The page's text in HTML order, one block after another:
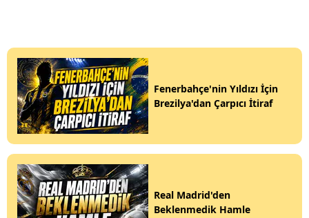
Fenerbahçe'nin Yıldızı İçin
Brezilya'dan Çarpıcı İtiraf
Real Madrid'den
Beklenmedik Hamle